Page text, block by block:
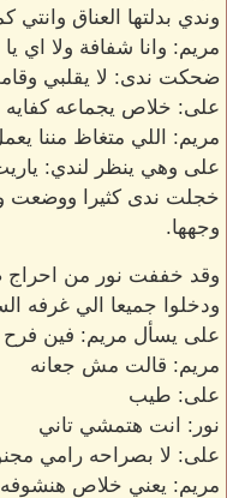
وندي بدلتها العناق وانتي
مريم: وانا شفافة ولا اي
ضحكت ندى: لا يقلبي
على: خلاص يجماعه
مريم: اللي متغاظ مننا
على وهي ينظر لندي:
خجلت ندى كثيرا ووضعت
وجهها.
وقد خففت نور من احراج
ودخلوا جميعا الي غرفه
على يسأل مريم: فين فرح
مريم: قالت مش جعانه
على: طيب
نور: انت هتمشي تاني
على: لا بصراحه رامي
مريم: يعني خلاص